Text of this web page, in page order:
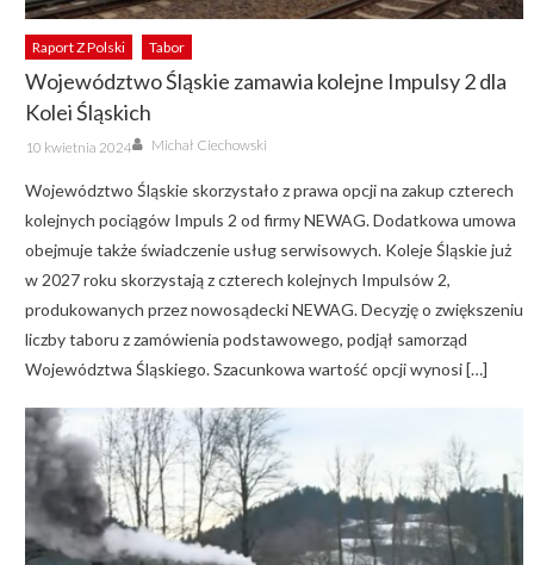
Raport Z Polski Tabor
Województwo Śląskie zamawia kolejne Impulsy 2 dla
Kolei Śląskich
Posted
on
10 kwietnia 2024 Author
Michał Ciechowski
Województwo Śląskie skorzystało z prawa opcji na zakup czterech
kolejnych pociągów Impuls 2 od firmy NEWAG. Dodatkowa umowa
obejmuje także świadczenie usług serwisowych. Koleje Śląskie już
w 2027 roku skorzystają z czterech kolejnych Impulsów 2,
produkowanych przez nowosądecki NEWAG. Decyzję o zwiększeniu
liczby taboru z zamówienia podstawowego, podjął samorząd
Województwa Śląskiego. Szacunkowa wartość opcji wynosi […]